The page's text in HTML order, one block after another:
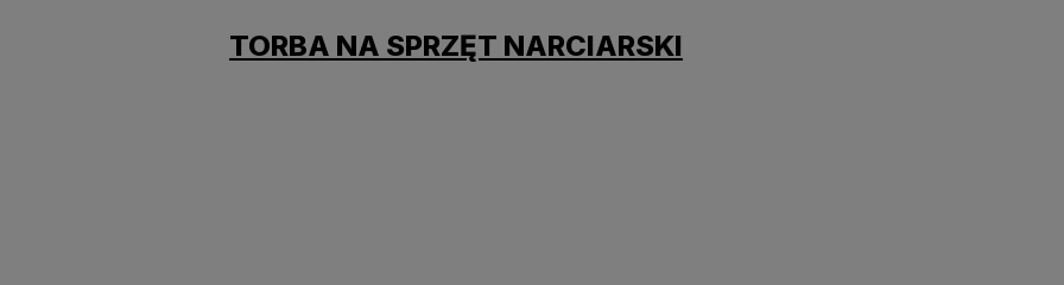
TORBA NA SPRZĘT NARCIARSKI